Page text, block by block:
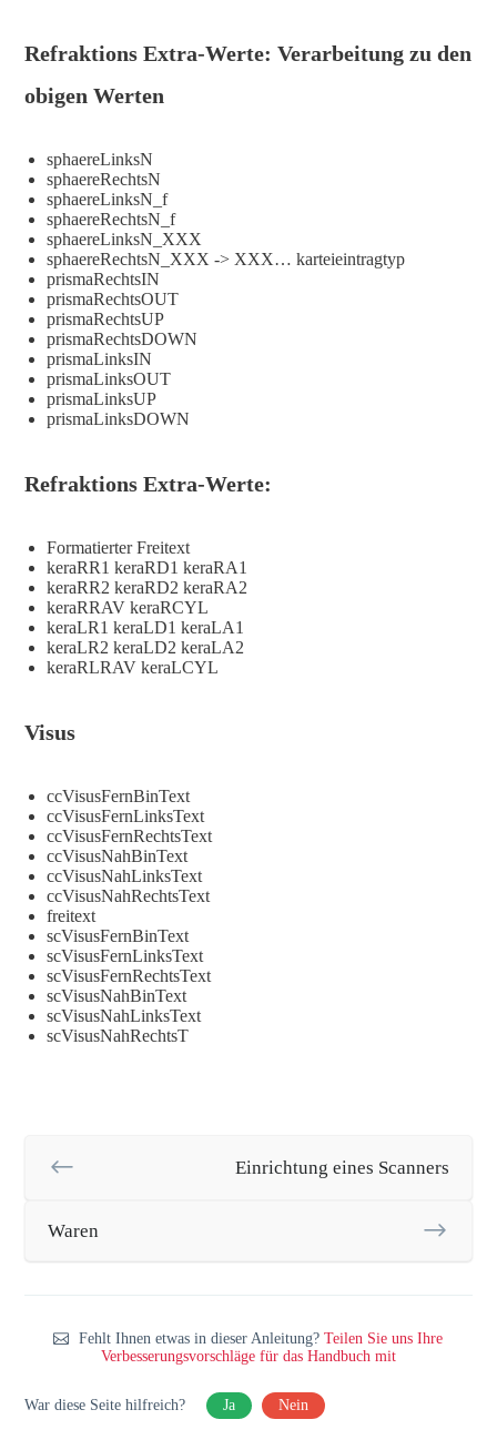
Refraktions Extra-Werte: Verarbeitung zu den
obigen Werten
sphaereLinksN
sphaereRechtsN
sphaereLinksN_f
sphaereRechtsN_f
sphaereLinksN_XXX
sphaereRechtsN_XXX -> XXX… karteieintragtyp
prismaRechtsIN
prismaRechtsOUT
prismaRechtsUP
prismaRechtsDOWN
prismaLinksIN
prismaLinksOUT
prismaLinksUP
prismaLinksDOWN
Refraktions Extra-Werte:
Formatierter Freitext
keraRR1 keraRD1 keraRA1
keraRR2 keraRD2 keraRA2
keraRRAV keraRCYL
keraLR1 keraLD1 keraLA1
keraLR2 keraLD2 keraLA2
keraRLRAV keraLCYL
Visus
ccVisusFernBinText
ccVisusFernLinksText
ccVisusFernRechtsText
ccVisusNahBinText
ccVisusNahLinksText
ccVisusNahRechtsText
freitext
scVisusFernBinText
scVisusFernLinksText
scVisusFernRechtsText
scVisusNahBinText
scVisusNahLinksText
scVisusNahRechtsT
Einrichtung eines Scanners
Waren
Fehlt Ihnen etwas in dieser Anleitung?Teilen Sie uns Ihre
Verbesserungsvorschläge für das Handbuch mit
War diese Seite hilfreich? Ja Nein